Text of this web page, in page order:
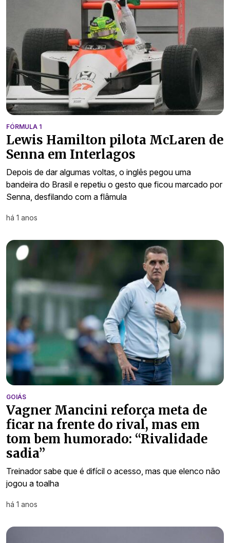
FÓRMULA 1
Lewis Hamilton pilota McLaren de
Senna em Interlagos
Depois de dar algumas voltas, o inglês pegou uma
bandeira do Brasil e repetiu o gesto que ficou marcado por
Senna, desfilando com a flâmula
há 1 anos
GOIÁS
Vagner Mancini reforça meta de
ficar na frente do rival, mas em
tom bem humorado: “Rivalidade
sadia”
Treinador sabe que é difícil o acesso, mas que elenco não
jogou a toalha
há 1 anos